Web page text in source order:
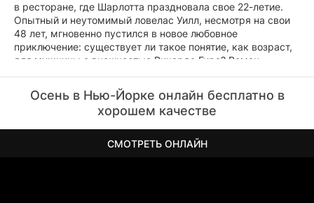
в ресторане, где Шарлотта праздновала свое 22-летие.
Опытный и неутомимый ловелас Уилл, несмотря на свои
48 лет, мгновенно пустился в новое любовное
приключение: существует ли такое понятие, как возраст,
для мужчины с внешностью Ричарда Гира? Роман
том, что его избранница смертельно больна, и что жить ей
осталось год. Или того меньше...
Осень в Нью-Йорке онлайн бесплатно в
хорошем качестве
СМОТРЕТЬ ОНЛАЙН